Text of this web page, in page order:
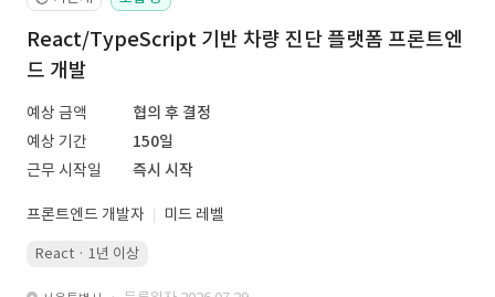
React/TypeScript 기반 차량 진단 플랫폼 프론트엔
드 개발
예상 금액
협의 후 결정
예상 기간
150일
근무 시작일
즉시 시작
프론트엔드 개발자 미드 레벨
React · 1년 이상